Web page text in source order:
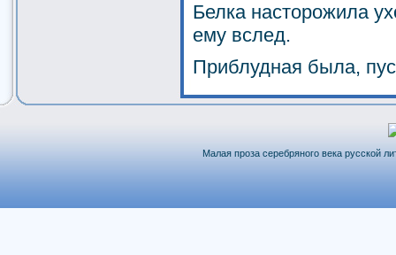
Белка насторожила
ему вслед.
Приблудная была,
Малая проза серебряного века русской